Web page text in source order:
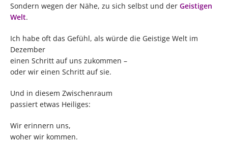
Sondern wegen der Nähe, zu sich selbst und der Geistigen
Welt.
Ich habe oft das Gefühl, als würde die Geistige Welt im
Dezember
einen Schritt auf uns zukommen –
oder wir einen Schritt auf sie.
Und in diesem Zwischenraum
passiert etwas Heiliges:
Wir erinnern uns,
woher wir kommen.